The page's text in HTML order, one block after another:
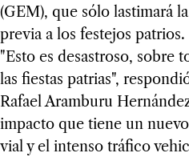
(GEM), que sólo lastimará
previa a los festejos patrios.
"Esto es desastroso, sobre
las fiestas patrias",
Rafael Aramburu
impacto que tiene un
vial y el intenso tráfico